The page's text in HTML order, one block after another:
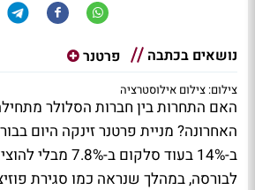
נושאים בכתבה פרטנר
צילום: צילום אילוסטרציה
האם התחרות בין חברות הסלולר
האחרונה? מניית פרטנר זינקה היום
ב-14% בעוד סלקום
לבורסה, במהלך שנראה כמו סגירת